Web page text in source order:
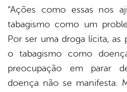
“Ações como essas nos
tabagismo como um
Por ser uma droga lícita, as
o tabagismo como
preocupação em parar
doença não se manifesta.